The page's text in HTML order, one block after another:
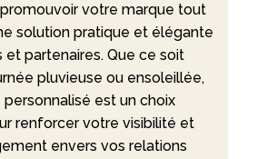
votre marque tout
solution pratique et élégante
et partenaires. Que ce soit
pluvieuse ou ensoleillée,
personnalisé est un choix
renforcer votre visibilité et
envers vos relations